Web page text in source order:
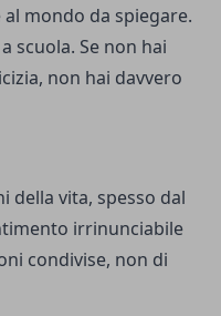
al mondo da spiegare.
scuola. Se non hai
non hai davvero
della vita, spesso dal
irrinunciabile
condivise, non di